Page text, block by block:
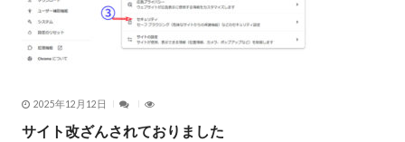
2025年12月12日
サイト改ざんされておりました